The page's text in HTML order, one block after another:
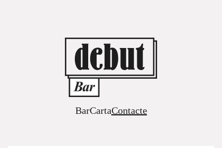
BarCartaContacte